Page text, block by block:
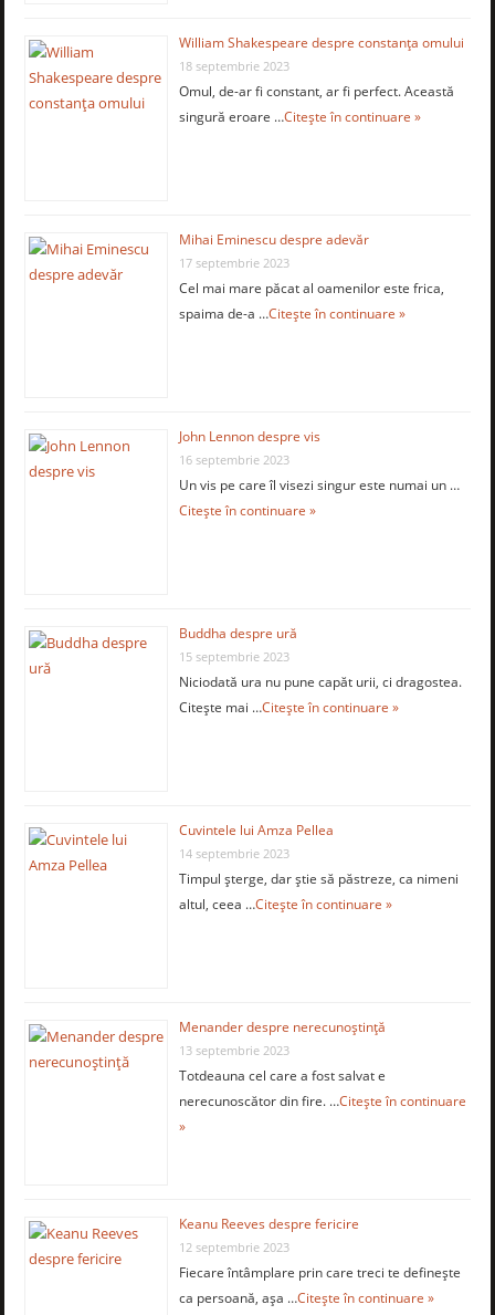
William Shakespeare despre constanţa omului
18 septembrie 2023
Omul, de-ar fi constant, ar fi perfect. Această
singură eroare …Citește în continuare »
Mihai Eminescu despre adevăr
17 septembrie 2023
Cel mai mare păcat al oamenilor este frica,
spaima de-a …Citește în continuare »
John Lennon despre vis
16 septembrie 2023
Un vis pe care îl visezi singur este numai un …
Citește în continuare »
Buddha despre ură
15 septembrie 2023
Niciodată ura nu pune capăt urii, ci dragostea.
Citește mai …Citește în continuare »
Cuvintele lui Amza Pellea
14 septembrie 2023
Timpul şterge, dar ştie să păstreze, ca nimeni
altul, ceea …Citește în continuare »
Menander despre nerecunoştinţă
13 septembrie 2023
Totdeauna cel care a fost salvat e
nerecunoscător din fire. …Citește în continuare
»
Keanu Reeves despre fericire
12 septembrie 2023
Fiecare întâmplare prin care treci te defineşte
ca persoană, aşa …Citește în continuare »